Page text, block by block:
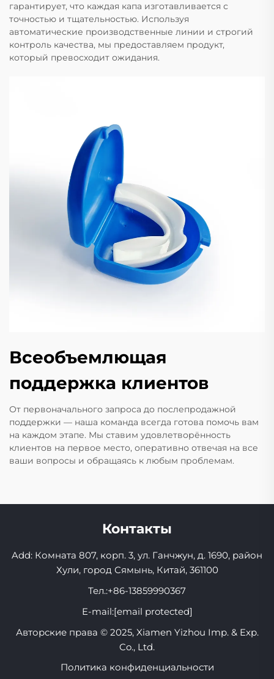
гарантирует, что каждая капа изготавливается с
точностью и тщательностью. Используя
автоматические производственные линии и строгий
контроль качества, мы предоставляем продукт,
который превосходит ожидания.
Всеобъемлющая
поддержка клиентов
От первоначального запроса до послепродажной
поддержки — наша команда всегда готова помочь вам
на каждом этапе. Мы ставим удовлетворённость
клиентов на первое место, оперативно отвечая на все
ваши вопросы и обращаясь к любым проблемам.
Контакты
Add: Комната 807, корп. 3, ул. Ганчжун, д. 1690, район
Хули, город Сямынь, Китай, 361100
Тел.:+86-13859990367
E-mail:[email protected]
Авторские права © 2025, Xiamen Yizhou Imp. & Exp.
Co., Ltd.
Политика конфиденциальности